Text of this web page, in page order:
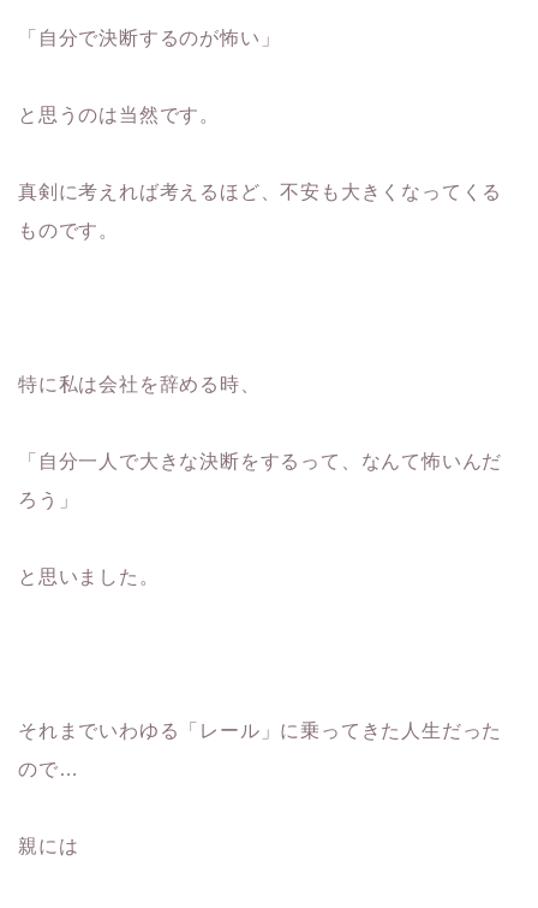
「自分で決断するのが怖い」
と思うのは当然です。
真剣に考えれば考えるほど、不安も大きくなってくる
ものです。
特に私は会社を辞める時、
「自分一人で大きな決断をするって、なんて怖いんだ
ろう」
と思いました。
それまでいわゆる「レール」に乗ってきた人生だった
ので…
親には